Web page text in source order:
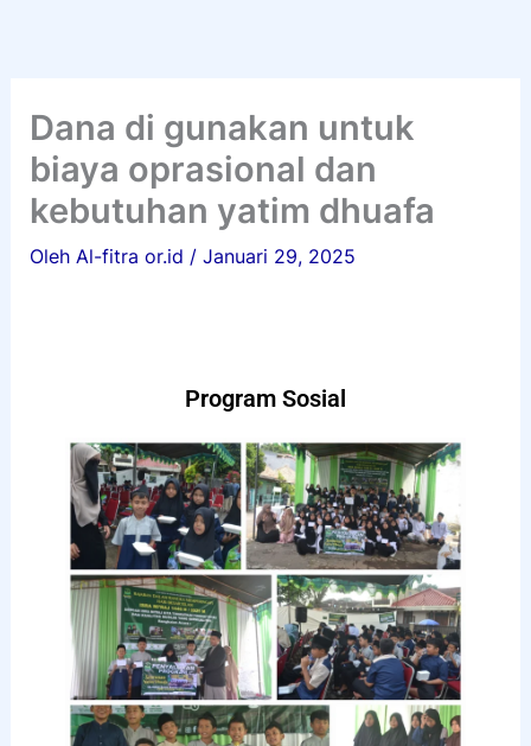
Dana di gunakan untuk
biaya oprasional dan
kebutuhan yatim dhuafa
OlehAl-fitra or.id /Januari 29, 2025
Program Sosial